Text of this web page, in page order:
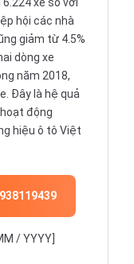
xe so với
hội các nhà
giảm từ 4.5%
dòng xe
năm 2018,
Đây là hệ quả
động
hiệu ô tô Việt
/ YYYY]